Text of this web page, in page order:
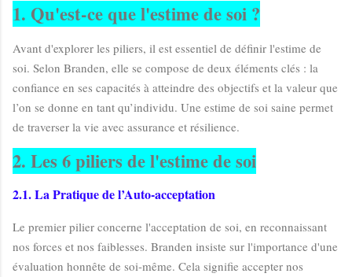
1. Qu'est-ce que l'estime de soi ?
Avant d'explorer les piliers, il est essentiel de définir l'estime de
soi. Selon Branden, elle se compose de deux éléments clés : la
confiance en ses capacités à atteindre des objectifs et la valeur que
l’on se donne en tant qu’individu. Une estime de soi saine permet
de traverser la vie avec assurance et résilience.
2. Les 6 piliers de l'estime de soi
2.1. La Pratique de l’Auto-acceptation
Le premier pilier concerne l'acceptation de soi, en reconnaissant
nos forces et nos faiblesses. Branden insiste sur l'importance d'une
évaluation honnête de soi-même. Cela signifie accepter nos